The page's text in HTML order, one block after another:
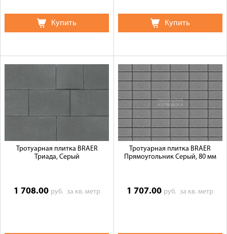
Купить Купить
Тротуарная плитка BRAER
Триада, Серый
1 708.00 руб. за кв. метр
Тротуарная плитка BRAER
Прямоугольник Серый, 80 мм
1 707.00 руб.за кв. метр